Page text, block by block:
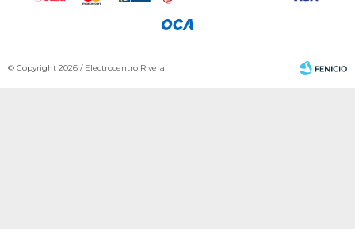
© Copyright 2026 / Electrocentro Rivera